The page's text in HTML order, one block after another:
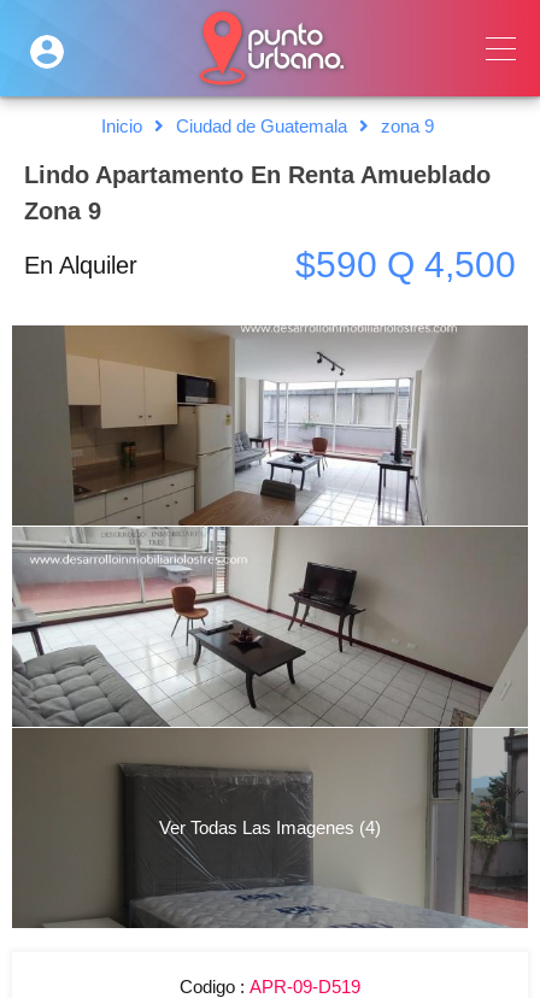
Inicio Ciudad de Guatemala zona 9
Lindo Apartamento En Renta Amueblado
Zona 9
En Alquiler $590 Q 4,500
Ver Todas Las Imagenes (4)
Codigo : APR-09-D519